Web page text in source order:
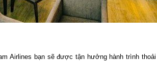
Airlines bạn sẽ được tận hưởng hành trình thoải